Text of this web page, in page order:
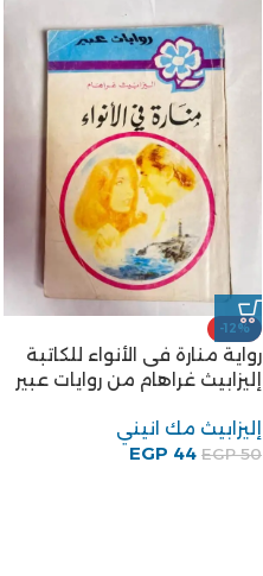
-12%
رواية منارة فى الأنواء للكاتبة
إليزابيث غراهام من روايات عبير
إليزابيث مك انيني
EGP50
EGP 44